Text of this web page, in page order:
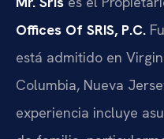
Offices Of SRIS, P.C.
está admitido en
Columbia, Nueva
experiencia incluye